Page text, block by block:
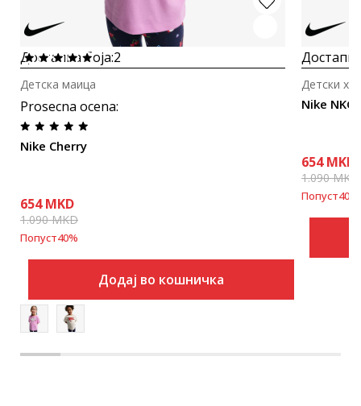
Достапна боја:2
Prosecna ocena:
Nike Cherry
Детска маица
654 MKD
1.090MKD
Попуст40%
Додај во кошничка
Nike NKG
Детски
654 MKD
1.090MKD
Попуст40